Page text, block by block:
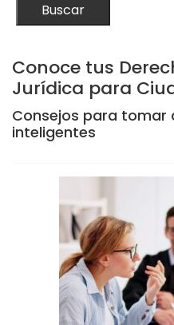
Buscar
Conoce tus
Jurídica para
Consejos para tomar
inteligentes